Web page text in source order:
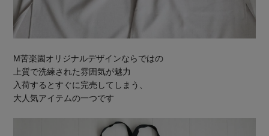
M苦楽園オリジナルデザインならではの
上質で洗練された雰囲気が魅力
入荷するとすぐに完売してしまう、
大人気アイテムの一つです